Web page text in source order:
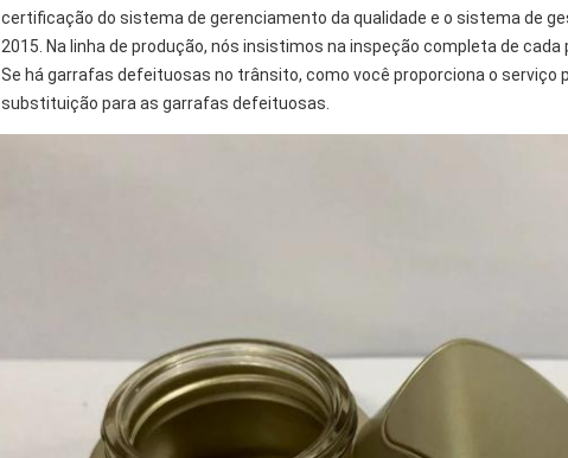
certificação do sistema de gerenciamento da qualidade e o sistema de
2015. Na linha de produção, nós insistimos na inspeção completa de
Se há garrafas defeituosas no trânsito, como você proporciona o serviço
substituição para as garrafas defeituosas.